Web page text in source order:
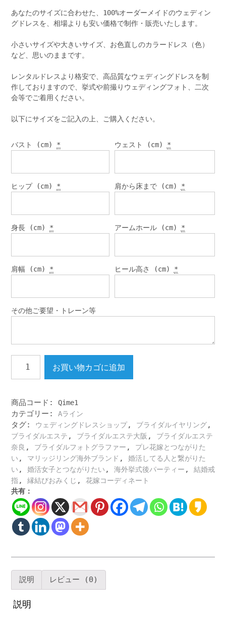
あなたのサイズに合わせた、100%オーダーメイドのウェディン
グドレスを、相場よりも安い価格で制作・販売いたします。
小さいサイズや大きいサイズ、お色直しのカラードレス（色）
など、思いのままです。
レンタルドレスより格安で、高品質なウェディングドレスを制
作しておりますので、挙式や前撮りウェディングフォト、二次
会等でご着用ください。
以下にサイズをご記入の上、ご購入ください。
バスト (cm) * ウェスト (cm) *
ヒップ (cm) * 肩から床まで (cm) *
身長 (cm) * アームホール (cm) *
肩幅 (cm) * ヒール高さ (cm) *
その他ご要望・トレーン等
イ
20
代
花
嫁
様
キ
ュ
ー
ト
系
ウ
ェ
デ
ド
若々
お買い物カゴに追加
商品コード: Qime1
カテゴリー: Aライン
タグ: ウェディングドレスショップ, ブライダルイヤリング,
ブライダルエステ , ブライダルエステ大阪 ,
ブライダルエステ
奈良 , ブライダルフォトグラファー ,
プレ花嫁とつながりた
い , マリッジリング海外ブランド , 婚活してる人と繋がりた
い , 婚活女子とつながりたい , 海外挙式後パーティー , 結婚戒
指 , 縁結びおみくじ , 花嫁コーディネート
共有：
説明 レビュー (0)
説明